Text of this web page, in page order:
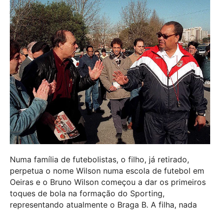
Numa família de futebolistas, o filho, já retirado,
perpetua o nome Wilson numa escola de futebol em
Oeiras e o Bruno Wilson começou a dar os primeiros
toques de bola na formação do Sporting,
representando atualmente o Braga B. A filha, nada